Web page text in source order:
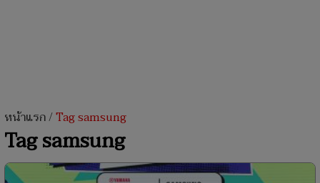
หน้าแรก/Tag samsung
Tag samsung